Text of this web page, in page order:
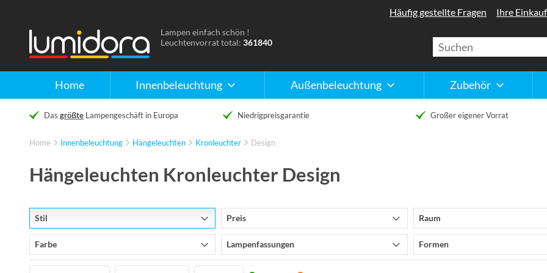
Home Innenbeleuchtung Außenbeleuchtung Zubehör
Häufig gestellte Fragen Ihre
Naar
de
Lampen einfach schön !
Leuchtenvorrat total: 361840
Das größte Lampengeschäft in Europa Niedrigpreisgarantie Großer eigener Vorrat
Home Innenbeleuchtung Hängeleuchten Kronleuchter Design
Hängeleuchten Kronleuchter Design
Stil Preis Raum
Farbe Lampenfassungen Formen